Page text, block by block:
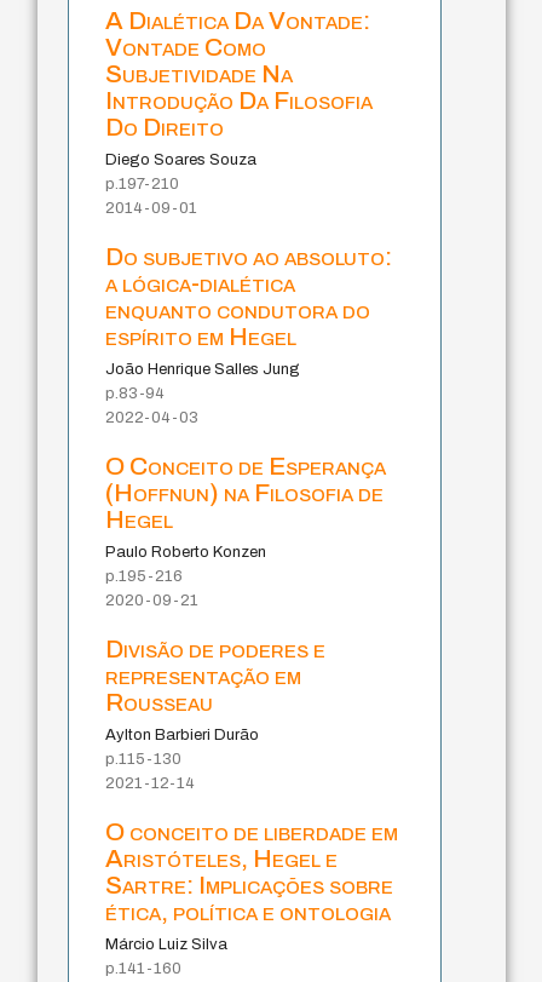
A Dialética Da Vontade:
Vontade Como
Subjetividade Na
Introdução Da Filosofia
Do Direito
Diego Soares Souza
p.197-210
2014-09-01
Do subjetivo ao absoluto:
a lógica-dialética
enquanto condutora do
espírito em Hegel
João Henrique Salles Jung
p.83-94
2022-04-03
O Conceito de Esperança
(Hoffnun) na Filosofia de
Hegel
Paulo Roberto Konzen
p.195-216
2020-09-21
Divisão de poderes e
representação em
Rousseau
Aylton Barbieri Durão
p.115-130
2021-12-14
O conceito de liberdade em
Aristóteles, Hegel e
Sartre: Implicações sobre
ética, política e ontologia
Márcio Luiz Silva
p.141-160